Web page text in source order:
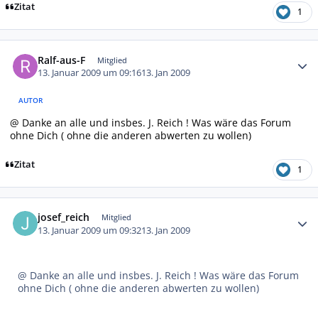
Zitat 1
Ralf-aus-F Mitglied
13. Januar 2009 um 09:1613. Jan 2009
AUTOR
@ Danke an alle und insbes. J. Reich ! Was wäre das Forum
ohne Dich ( ohne die anderen abwerten zu wollen)
Zitat 1
josef_reich Mitglied
13. Januar 2009 um 09:3213. Jan 2009
@ Danke an alle und insbes. J. Reich ! Was wäre das Forum
ohne Dich ( ohne die anderen abwerten zu wollen)